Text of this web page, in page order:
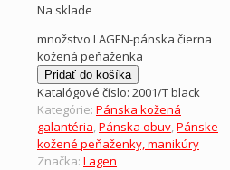
Na sklade
množstvo LAGEN-pánska čierna
kožená peňaženka
Pridať do košíka
Katalógové číslo: 2001/T black
Kategórie: Pánska kožená
galantéria,Pánska obuv,Pánske
kožené peňaženky, manikúry
Značka: Lagen